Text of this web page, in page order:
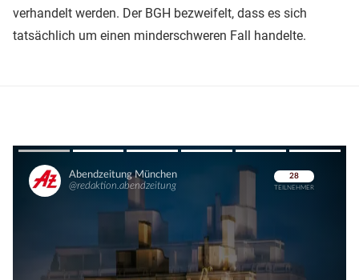
verhandelt werden. Der BGH bezweifelt, dass es sich
tatsächlich um einen minderschweren Fall handelte.
Überspringen